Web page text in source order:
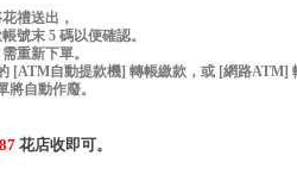
禮送出，
號末 5 碼以便確認。
重新下單。
自動提款機] 轉帳繳款，或 [網路ATM]
自動作廢。
花店收即可。